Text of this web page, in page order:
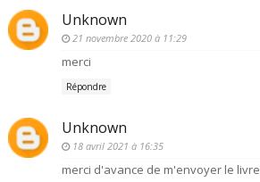
Unknown
21 novembre 2020 à 11:29
merci
Répondre
Unknown
18 avril 2021 à 16:35
merci d'avance de m'envoyer le livre